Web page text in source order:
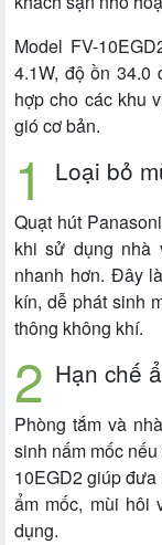
Model FV-
4.1W, độ ồn 34.0
hợp cho các khu
gió cơ bản.
Loại bỏ
Quạt hút
khi sử dụng nhà
nhanh hơn. Đây
kín, dễ phát sinh
thông không khí.
Hạn chế
Phòng tắm và
sinh nấm mốc
10EGD2 giúp đưa
ẩm mốc, mùi hôi
dụng.